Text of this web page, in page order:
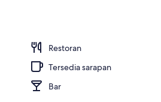
Resepsionis
Restoran
Tersedia sarapan
Bar